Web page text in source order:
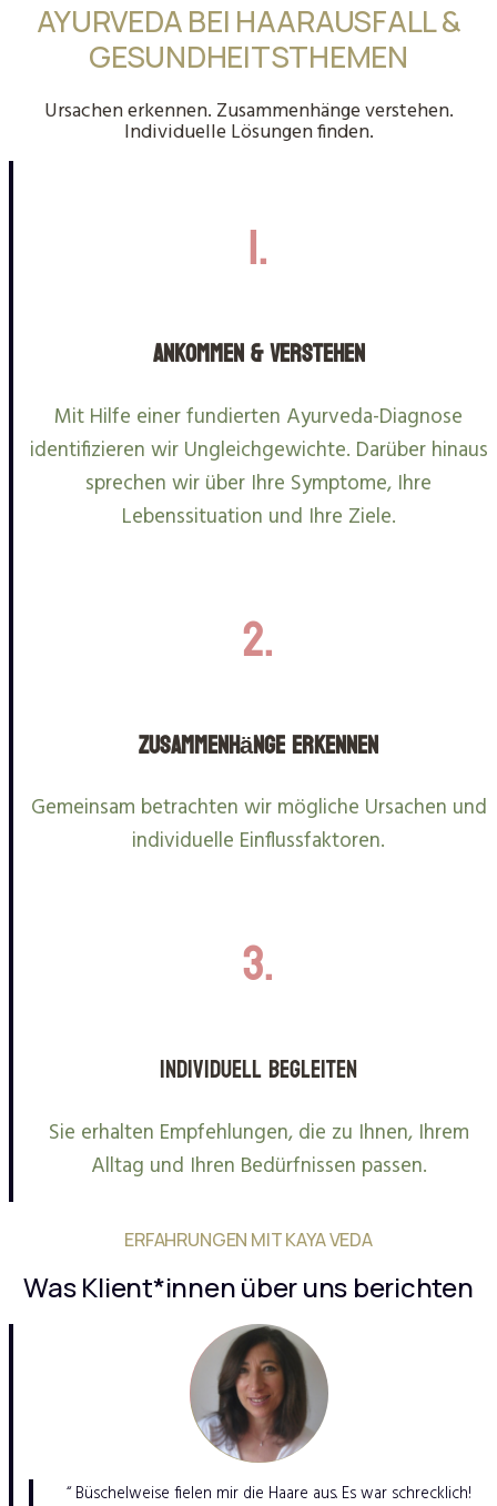
AYURVEDA BEI HAARAUSFALL &
GESUNDHEITSTHEMEN
Ursachen erkennen. Zusammenhänge verstehen.
Individuelle Lösungen finden.
1.
Ankommen & Verstehen
Mit Hilfe einer fundierten Ayurveda-Diagnose
identifizieren wir Ungleichgewichte. Darüber hinaus
sprechen wir über Ihre Symptome, Ihre
Lebenssituation und Ihre Ziele.
2.
Zusammenhänge erkennen
Gemeinsam betrachten wir mögliche Ursachen und
individuelle Einflussfaktoren.
3.
Individuell begleiten
Sie erhalten Empfehlungen, die zu Ihnen, Ihrem
Alltag und Ihren Bedürfnissen passen.
ERFAHRUNGEN MIT KAYA VEDA
Was Klient*innen über uns berichten
“ Büschelweise fielen mir die Haare aus. Es war schrecklich!